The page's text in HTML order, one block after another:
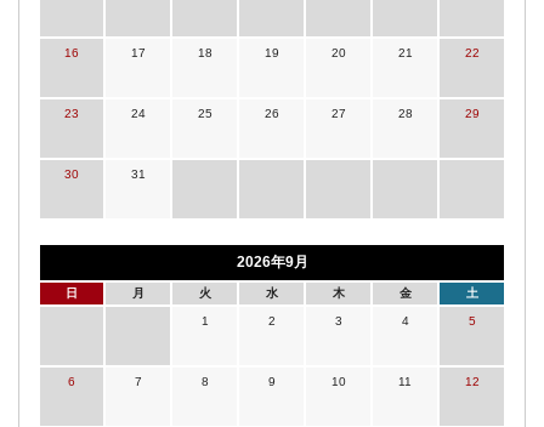
16 17 18 19 20 21 22
23 24 25 26 27 28 29
30 31
2026年9月
日 月 火 水 木 金 土
1 2 3 4 5
6 7 8 9 10 11 12